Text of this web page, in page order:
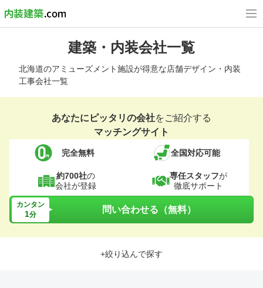
建築・内装会社一覧
北海道のアミューズメント施設が得意な店舗デザイン・内装
工事会社一覧
あなたにピッタリの会社をご紹介する
マッチングサイト
完全無料 全国対応可能
約700社の
会社が登録
専任スタッフが
徹底サポート
カンタン
1分 問い合わせる（無料）
+絞り込んで探す